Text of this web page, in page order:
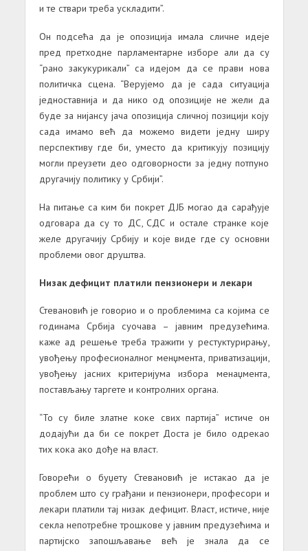
и те ствари треба ускладити”.
Он подсећа да је опозиција имала сличне идеје
пред претходне парламентарне изборе али да су
“рано закукурикали” са идејом да се прави нова
политичка сцена. “Верујемо да је сада ситуација
једноставнија и да нико од опозиције не жели да
буде за нијансу јача опозиција сличној позицији коју
сада имамо већ да можемо видети једну ширу
перспективу где би, уместо да критикују позицију
могли преузети део одговорности за једну потпуно
другачију политику у Србији”.
На питање са ким би покрет ДЈБ могао да сарађује
одговара да су то ДС, СДС и остале странке које
желе другачију Србију и које виде где су основни
проблеми овог друштва.
Низак дефицит платили пензионери и лекари
Стевановић је говорио и о проблемима са којима се
годинама Србија суочава – јавним предузећима.
каже ад решење треба тражити у рестуктурирању,
увођењу професионалног менџмента, приватизацији,
увођењу јасних критеријума избора менаџмента,
постављању таргете и контролних органа.
“То су биле златне коке свих партија” истиче он
додајући да би се покрет Доста је било одрекао
тих кока ако дође на власт.
Говорећи о буџету Стевановић је истакао да је
проблем што су грађани и пензионери, професори и
лекари платили тај низак дефицит. Власт, истиче, није
секла непотребне трошкове у јавним предузећима и
партијско запошљавање већ је знала да се